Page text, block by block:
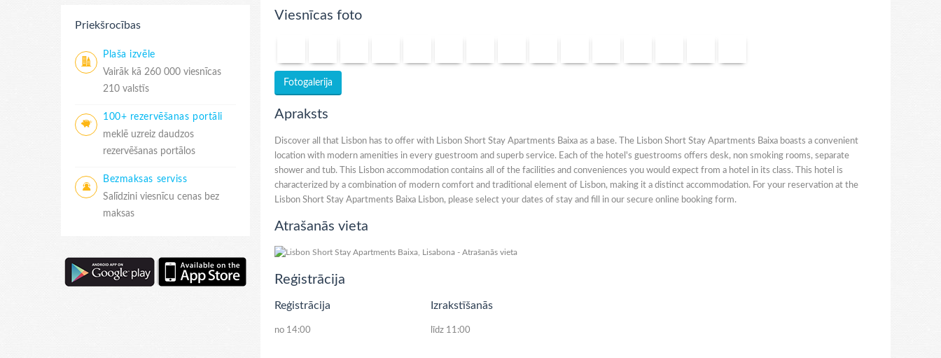
Priekšrocības
Plaša izvēle
Vairāk kā 260 000 viesnīcas
210 valstīs
100+ rezervēšanas portāli
meklē uzreiz daudzos
rezervēšanas portālos
Bezmaksas serviss
Salīdzini viesnīcu cenas bez
maksas
Viesnīcas foto
Fotogalerija
Apraksts
Discover all that Lisbon has to offer with Lisbon Short Stay Apartments Baixa as a base. The Lisbon Short Stay Apartments Baixa boasts a convenient
location with modern amenities in every guestroom and superb service. Each of the hotel's guestrooms offers desk, non smoking rooms, separate
shower and tub. This Lisbon accommodation contains all of the facilities and conveniences you would expect from a hotel in its class. This hotel is
characterized by a combination of modern comfort and traditional element of Lisbon, making it a distinct accommodation. For your reservation at the
Lisbon Short Stay Apartments Baixa Lisbon, please select your dates of stay and fill in our secure online booking form.
Atrašanās vieta
Reģistrācija
Reģistrācija
no 14:00
Izrakstīšanās
līdz 11:00